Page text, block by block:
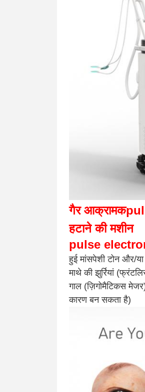
गैर आक्रामक
हटाने की मशीन
pulse
हुई मांसपेशी टोन और/या
माथे की झुर्रियां
गाल (ज़िगोमैटिकस
कारण बन सकता है)